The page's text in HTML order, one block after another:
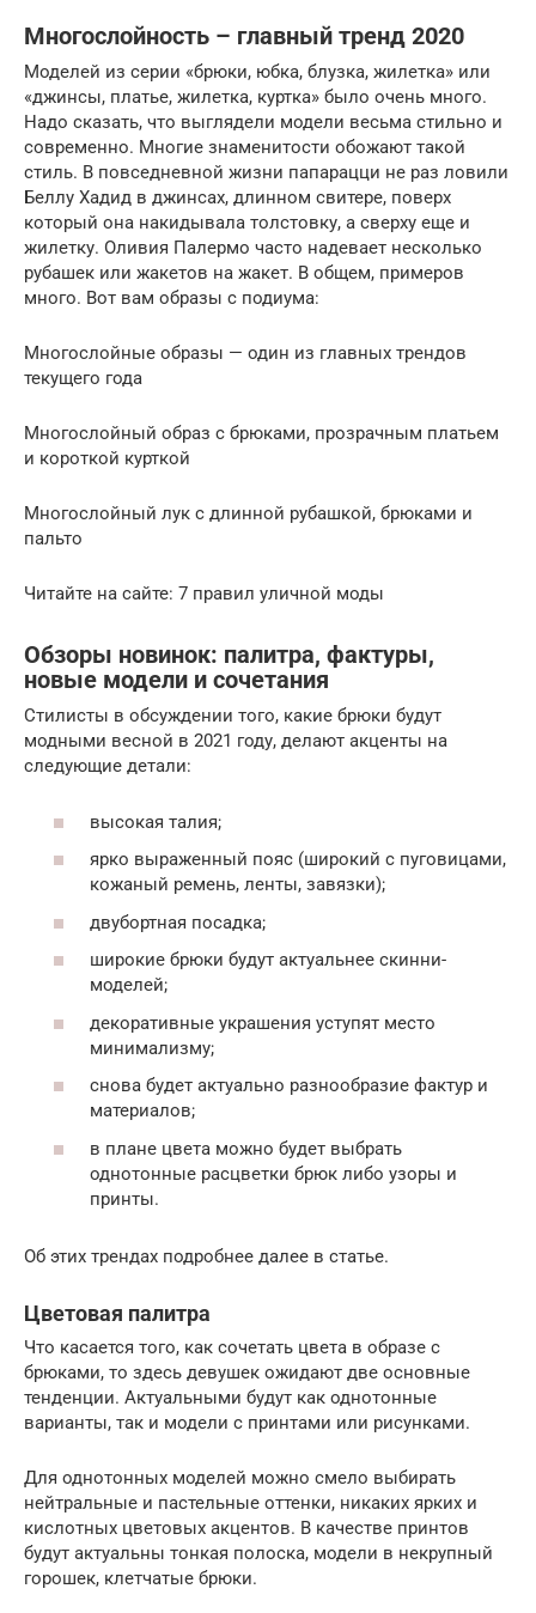
Многослойность – главный тренд 2020
Моделей из серии «брюки, юбка, блузка, жилетка» или
«джинсы, платье, жилетка, куртка» было очень много.
Надо сказать, что выглядели модели весьма стильно и
современно. Многие знаменитости обожают такой
стиль. В повседневной жизни папарацци не раз ловили
Беллу Хадид в джинсах, длинном свитере, поверх
который она накидывала толстовку, а сверху еще и
жилетку. Оливия Палермо часто надевает несколько
рубашек или жакетов на жакет. В общем, примеров
много. Вот вам образы с подиума:
Многослойные образы — один из главных трендов
текущего года
Многослойный образ с брюками, прозрачным платьем
и короткой курткой
Многослойный лук с длинной рубашкой, брюками и
пальто
Читайте на сайте: 7 правил уличной моды
Обзоры новинок: палитра, фактуры,
новые модели и сочетания
Стилисты в обсуждении того, какие брюки будут
модными весной в 2021 году, делают акценты на
следующие детали:
высокая талия;
ярко выраженный пояс (широкий с пуговицами,
кожаный ремень, ленты, завязки);
двубортная посадка;
широкие брюки будут актуальнее скинни-
моделей;
декоративные украшения уступят место
минимализму;
снова будет актуально разнообразие фактур и
материалов;
в плане цвета можно будет выбрать
однотонные расцветки брюк либо узоры и
принты.
Об этих трендах подробнее далее в статье.
Цветовая палитра
Что касается того, как сочетать цвета в образе с
брюками, то здесь девушек ожидают две основные
тенденции. Актуальными будут как однотонные
варианты, так и модели с принтами или рисунками.
Для однотонных моделей можно смело выбирать
нейтральные и пастельные оттенки, никаких ярких и
кислотных цветовых акцентов. В качестве принтов
будут актуальны тонкая полоска, модели в некрупный
горошек, клетчатые брюки.